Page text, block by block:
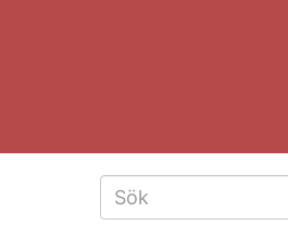
SÖKFORMULÄR